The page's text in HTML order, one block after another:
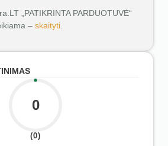
„PATIKRINTA PARDUOTUVĖ“
– skaityti
0
(0)